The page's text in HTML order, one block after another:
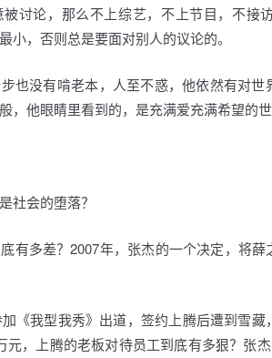
讨论，那么不上综艺，不上节目，不接
小，否则总是要面对别人的议论的。
也没有啃老本，人至不惑，他依然有对世
，他眼睛里看到的，是充满爱充满希望的
社会的堕落？
有多差？2007年，张杰的一个决定，将
《我型我秀》出道，签约上腾后遭到雪藏
元，上腾的老板对待员工到底有多狠？张